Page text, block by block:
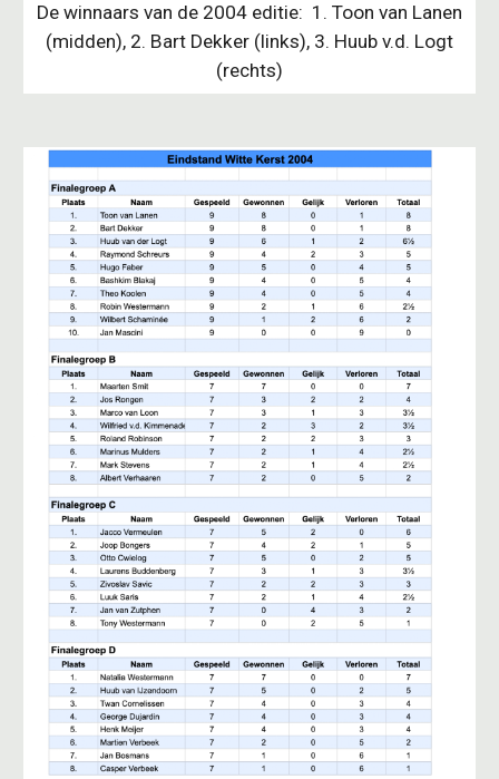
De winnaars van de 2004 editie: 1. Toon van Lanen
(midden), 2. Bart Dekker (links), 3. Huub v.d. Logt
(rechts)